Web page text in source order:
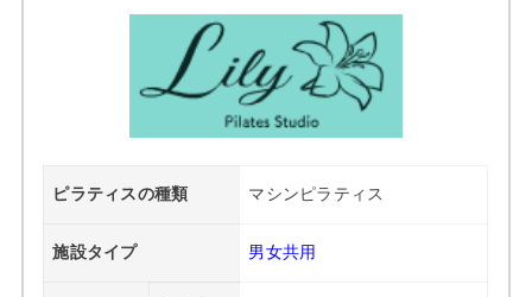
ピラティスの種類 マシンピラティス
施設タイプ 男女共用